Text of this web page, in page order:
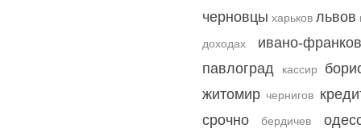
черновцы харьков львов
доходах
ивано-
павлоград
кассир
житомир чернигов
срочно
бердичев